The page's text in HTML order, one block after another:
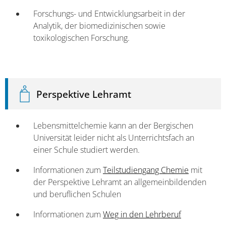
Forschungs- und Entwicklungsarbeit in der
Analytik, der biomedizinischen sowie
toxikologischen Forschung.
Perspektive Lehramt
Lebensmittelchemie kann an der Bergischen
Universität leider nicht als Unterrichtsfach an
einer Schule studiert werden.
Informationen zum Teilstudiengang Chemie mit
der Perspektive Lehramt an allgemeinbildenden
und beruflichen Schulen
Informationen zum Weg in den Lehrberuf